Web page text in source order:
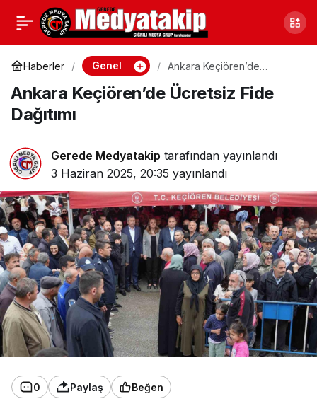
Haberler Genel
Ankara Keçiören’de
Ankara Keçiören’de Ücretsiz Fide
Dağıtımı
Gerede Medyatakip tarafından yayınlandı
3 Haziran 2025, 20:35 yayınlandı
0 Paylaş Beğen
Zonguldak’ta
Apartmanda Gerilim
Yükseldi: Müteahhit-Ev
Sahibi Krizi Büyüyor
Paylaş